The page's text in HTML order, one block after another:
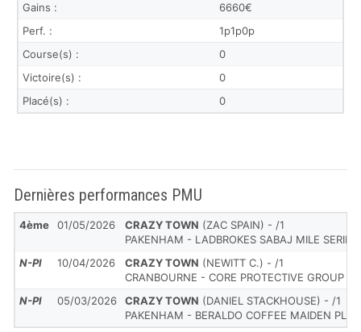
Gains :
6660€
Perf. :
1p1p0p
Course(s) :
0
Victoire(s) :
0
Placé(s) :
0
Dernières performances PMU
4ème 01/05/2026 CRAZY TOWN (ZAC SPAIN) - /1
PAKENHAM - LADBROKES SABAJ MILE
N-Pl
10/04/2026 CRAZY TOWN (NEWITT C.) - /1
CRANBOURNE - CORE PROTECTIVE GROUP
N-Pl
05/03/2026 CRAZY TOWN (DANIEL STACKHOUSE) - /1
PAKENHAM - BERALDO COFFEE MAIDEN